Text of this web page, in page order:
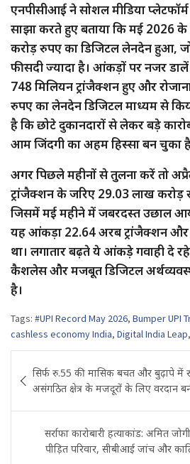
एनपीसीआई ने सोशल मीडिया प्लेटफॉर्म
साझा करते हुए बताया कि मई 2026
करोड़ रुपए का डिजिटल लेनदेन हुआ,
फीसदी ज्यादा है। आंकड़ों पर नजर
748 मिलियन ट्रांजैक्शन हुए और
रुपए का लेनदेन डिजिटल माध्यम से
है कि छोटे दुकानदारों से लेकर बड़े
आम जिंदगी का अहम हिस्सा बन चुका
अगर पिछले महीनों से तुलना करें तो
ट्रांजैक्शन के जरिए 29.03 लाख
जिसमें मई महीने में जबरदस्त उछाल
यह आंकड़ा 22.64 अरब ट्रांजैक्शन
था। लगातार बढ़ते ये आंकड़े गवाही दे
कैशलेस और मजबूत डिजिटल
है।
Tags: #UPI Record May 2026, Bumper UPI
cashless economy India, Digital India Leap,
navigation
सिर्फ रु.55 की मासिक बचत और बुढ़ापे में
असंगठित क्षेत्र के मजदूरों के लिए वरदान
सर्राफा कारोबारी हत्याकांड: अमित
पीड़ित परिवार, सीबीआई जांच और